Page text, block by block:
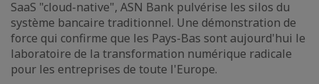
SaaS "cloud-native", ASN Bank pulvérise les silos du
système bancaire traditionnel. Une démonstration de
force qui confirme que les Pays-Bas sont aujourd'hui le
laboratoire de la transformation numérique radicale
pour les entreprises de toute l'Europe.